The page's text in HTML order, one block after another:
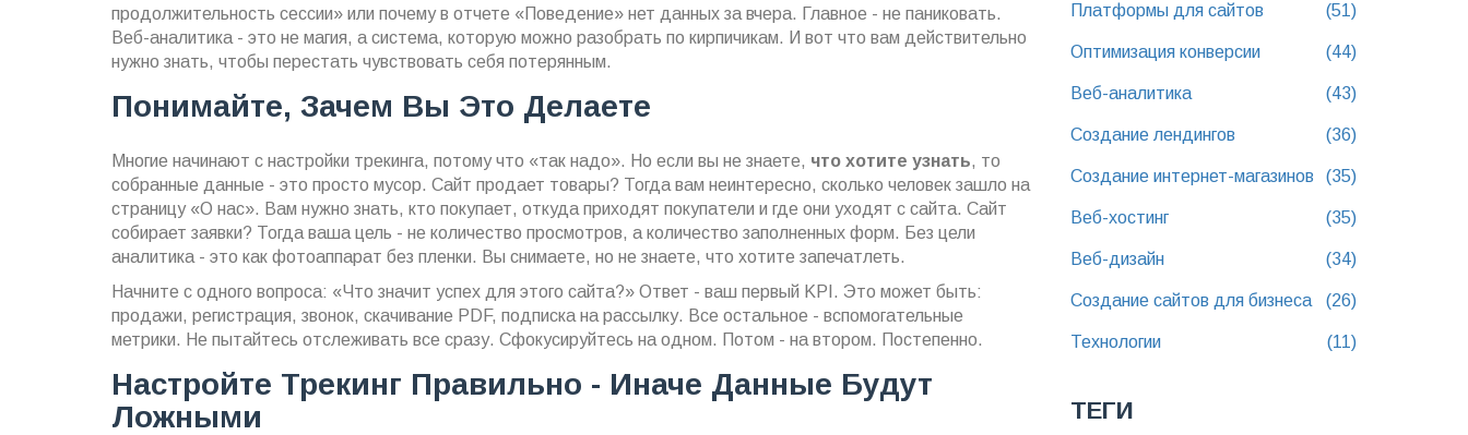
продолжительность сессии» или почему в отчете «Поведение» нет данных за вчера. Главное - не паниковать.
Веб-аналитика - это не магия, а система, которую можно разобрать по кирпичикам. И вот что вам действительно
нужно знать, чтобы перестать чувствовать себя потерянным.
Понимайте, Зачем Вы Это Делаете
Многие начинают с настройки трекинга, потому что «так надо». Но если вы не знаете, что хотите узнать, то
собранные данные - это просто мусор. Сайт продает товары? Тогда вам неинтересно, сколько человек зашло на
страницу «О нас». Вам нужно знать, кто покупает, откуда приходят покупатели и где они уходят с сайта. Сайт
собирает заявки? Тогда ваша цель - не количество просмотров, а количество заполненных форм. Без цели
аналитика - это как фотоаппарат без пленки. Вы снимаете, но не знаете, что хотите запечатлеть.
Начните с одного вопроса: «Что значит успех для этого сайта?» Ответ - ваш первый KPI. Это может быть:
продажи, регистрация, звонок, скачивание PDF, подписка на рассылку. Все остальное - вспомогательные
метрики. Не пытайтесь отслеживать все сразу. Сфокусируйтесь на одном. Потом - на втором. Постепенно.
Настройте Трекинг Правильно - Иначе Данные Будут
Ложными
Платформы для сайтов (51)
Оптимизация конверсии (44)
Веб-аналитика (43)
Создание лендингов (36)
Создание интернет-магазинов (35)
Веб-хостинг (35)
Веб-дизайн (34)
Создание сайтов для бизнеса (26)
Технологии (11)
ТЕГИ